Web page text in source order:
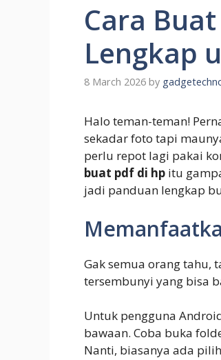
Cara
Lengkap
8 March 2026 by
Halo teman-teman!
sekadar foto tapi
perlu repot lagi pakai
buat pdf di hp itu
jadi panduan lengkap
Gak semua orang tahu,
tersembunyi yang bisa
Untuk pengguna
bawaan. Coba buka
Nanti, biasanya ada